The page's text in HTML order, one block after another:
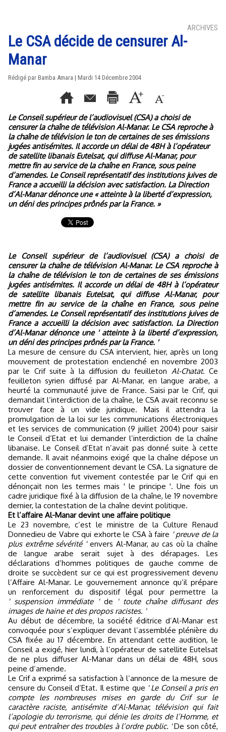
ARCHIVES
Le CSA décide de censurer Al-
Manar
Rédigé par Bamba Amara | Mardi 14 Décembre 2004
Le Conseil supérieur de l’audiovisuel (CSA) a choisi de
censurer la chaîne de télévision Al-Manar. Le CSA reproche à
la chaîne de télévision le ton de certaines de ses émissions
jugées antisémites. Il accorde un délai de 48H à l’opérateur
de satellite libanais Eutelsat, qui diffuse Al-Manar, pour
mettre fin au service de la chaîne en France, sous peine
d’amendes. Le Conseil représentatif des institutions juives de
France a accueilli la décision avec satisfaction. La Direction
d’Al-Manar dénonce une « atteinte à la liberté d’expression,
un déni des principes prônés par la France. »
Le Conseil supérieur de l’audiovisuel (CSA) a choisi de
censurer la chaîne de télévision Al-Manar. Le CSA reproche à
la chaîne de télévision le ton de certaines de ses émissions
jugées antisémites. Il accorde un délai de 48H à l’opérateur
de satellite libanais Eutelsat, qui diffuse Al-Manar, pour
mettre fin au service de la chaîne en France, sous peine
d’amendes. Le Conseil représentatif des institutions juives de
France a accueilli la décision avec satisfaction. La Direction
d’Al-Manar dénonce une ' atteinte à la liberté d’expression,
un déni des principes prônés par la France. '
La mesure de censure du CSA intervient, hier, après un long
mouvement de protestation enclenché en novembre 2003
par le Crif suite à la diffusion du feuilleton Al-Chatat. Ce
feuilleton syrien diffusé par Al-Manar, en langue arabe, a
heurté la communauté juive de France. Saisi par le Crif, qui
demandait l’interdiction de la chaîne, le CSA avait reconnu se
trouver face à un vide juridique. Mais il attendra la
promulgation de la loi sur les communications électroniques
et les services de communication (9 juillet 2004) pour saisir
le Conseil d’Etat et lui demander l’interdiction de la chaîne
libanaise. Le Conseil d’Etat n’avait pas donné suite à cette
demande. Il avait néanmoins exigé que la chaîne dépose un
dossier de conventionnement devant le CSA. La signature de
cette convention fut vivement contestée par le Crif qui en
dénonçait non les termes mais ' le principe '. Une fois un
cadre juridique fixé à la diffusion de la chaîne, le 19 novembre
dernier, la contestation de la chaîne devint politique.
Et l’affaire Al-Manar devint une affaire politique
Le 23 novembre, c’est le ministre de la Culture Renaud
Donnedieu de Vabre qui exhorte le CSA à faire ' preuve de la
plus extrême sévérité 'envers Al-Manar, au cas où la chaîne
de langue arabe serait sujet à des dérapages. Les
déclarations d’hommes politiques de gauche comme de
droite se succèdent sur ce qui est progressivement devenu
l’Affaire Al-Manar. Le gouvernement annonce qu’il prépare
un renforcement du dispositif légal pour permettre la
' suspension immédiate ' de
' toute chaîne diffusant des
images de haine et des propos racistes. '
Au début de décembre, la société éditrice d’Al-Manar est
convoquée pour s’expliquer devant l’assemblée plénière du
CSA fixée au 17 décembre. En attendant cette audition, le
Conseil a exigé, hier lundi, à l’opérateur de satellite Eutelsat
de ne plus diffuser Al-Manar dans un délai de 48H, sous
peine d’amende.
Le Crif a exprimé sa satisfaction à l’annonce de la mesure de
censure du Conseil d’Etat. Il estime que ' Le Conseil a pris en
compte les nombreuses mises en garde du Crif sur le
caractère raciste, antisémite d’Al-Manar, télévision qui fait
l’apologie du terrorisme, qui dénie les droits de l’Homme, et
qui peut entraîner des troubles à l’ordre public. ' De son côté,